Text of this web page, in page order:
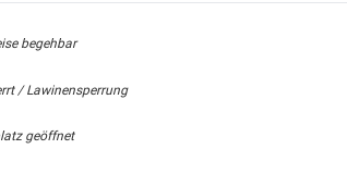
begehbar
/ Lawinensperrung
geöffnet